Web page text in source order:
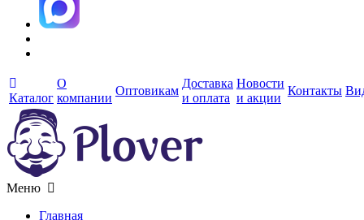
Каталог
О
компании
Оптовикам
Доставка
и оплата
Новости
и акции
Контакты
Меню
Главная